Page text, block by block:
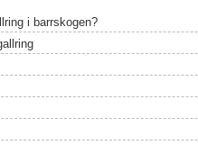
i barrskogen?